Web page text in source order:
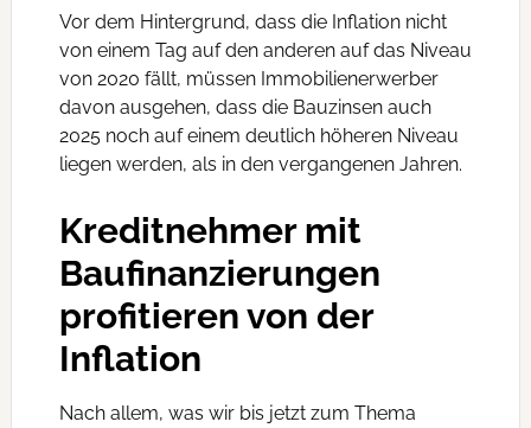
Vor dem Hintergrund, dass die Inflation nicht
von einem Tag auf den anderen auf das Niveau
von 2020 fällt, müssen Immobilienerwerber
davon ausgehen, dass die Bauzinsen auch
2025 noch auf einem deutlich höheren Niveau
liegen werden, als in den vergangenen Jahren.
Kreditnehmer mit
Baufinanzierungen
profitieren von der
Inflation
Nach allem, was wir bis jetzt zum Thema